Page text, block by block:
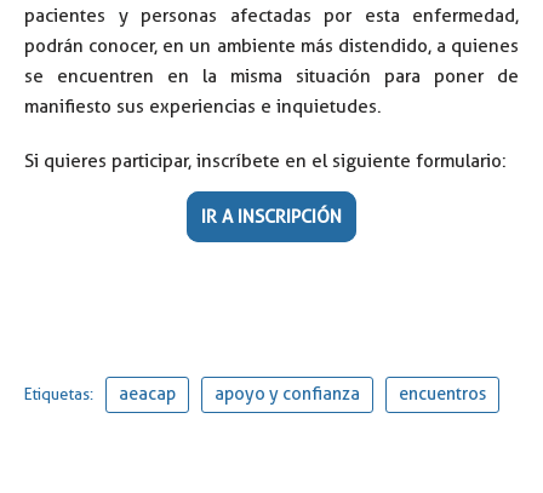
pacientes y personas afectadas por esta enfermedad,
podrán conocer, en un ambiente más distendido, a quienes
se encuentren en la misma situación para poner de
manifiesto sus experiencias e inquietudes.
Si quieres participar, inscríbete en el siguiente formulario:
IR A INSCRIPCIÓN
Etiquetas: aeacap apoyo y confianza encuentros